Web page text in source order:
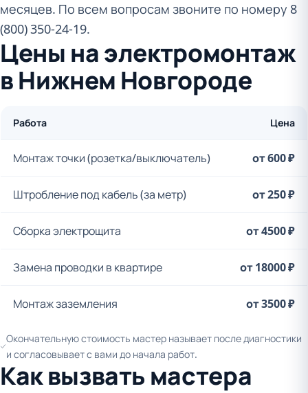
месяцев. По всем вопросам звоните по номеру 8
(800) 350-24-19.
Цены на электромонтаж
в Нижнем Новгороде
Работа Цена
Монтаж точки (розетка/выключатель) от 600 ₽
Штробление под кабель (за метр) от 250 ₽
Сборка электрощита от 4500 ₽
Замена проводки в квартире от 18000 ₽
Монтаж заземления от 3500 ₽
Окончательную стоимость мастер называет после диагностики
и согласовывает с вами до начала работ.
Как вызвать мастера